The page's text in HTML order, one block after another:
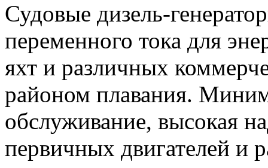
Судовые дизель-
переменного тока для
яхт и различных
районом плавания.
обслуживание, высокая
первичных двигателей и